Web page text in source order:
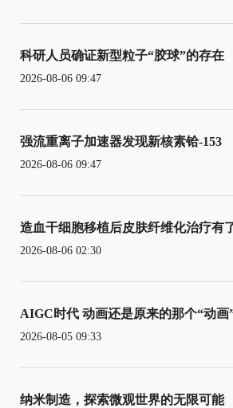
科研人员确证新型粒子“胶球”的存在
2026-08-06 09:47
强流重离子加速器发现新核素铪-153
2026-08-06 09:47
造血干细胞移植后皮肤纤维化治疗有
2026-08-06 02:30
AIGC时代 动画还是原来的那个“动画
2026-08-05 09:33
纳米制造，探索微观世界的无限可能